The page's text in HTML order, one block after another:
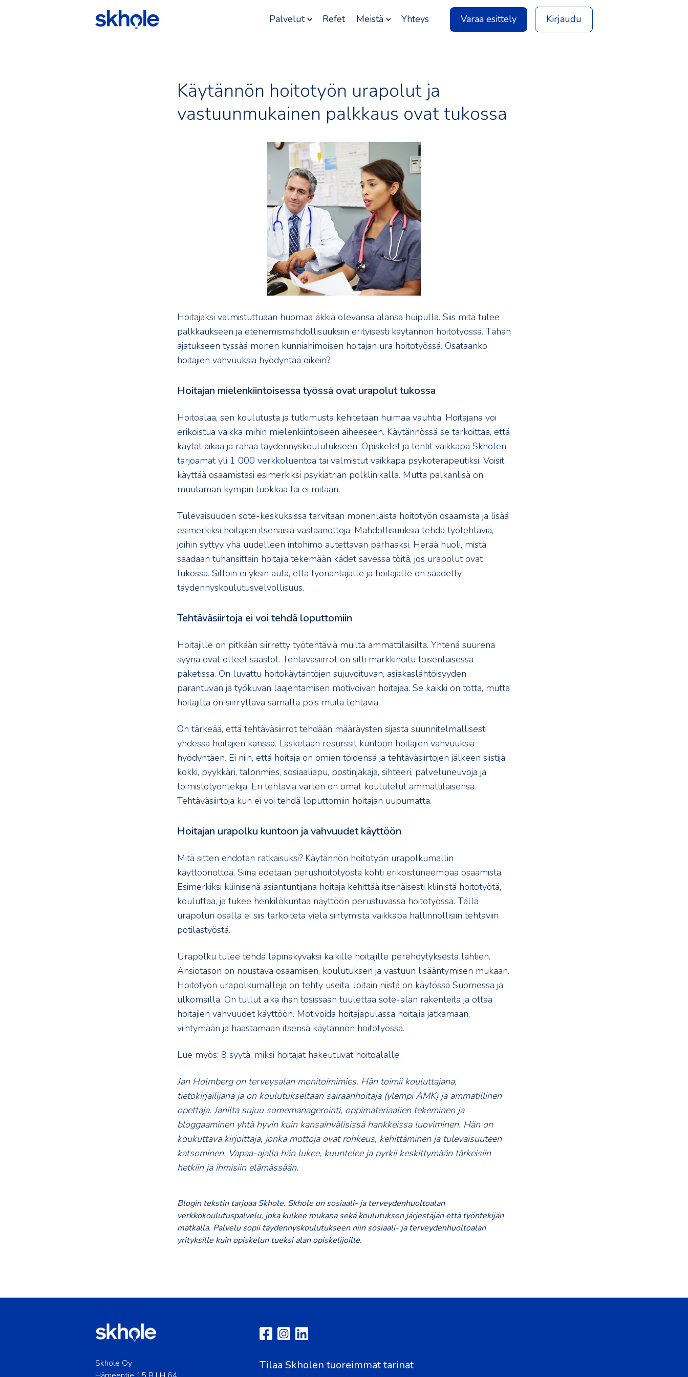
Palvelut Refet Meistä Yhteys Varaa esittely Kirjaudu
Käytännön hoitotyön urapolut ja
vastuunmukainen palkkaus ovat tukossa
Hoitajaksi valmistuttuaan huomaa äkkiä olevansa alansa huipulla. Siis mitä tulee
palkkaukseen ja etenemismahdollisuuksiin erityisesti käytännön hoitotyössä. Tähän
ajatukseen tyssää monen kunniahimoisen hoitajan ura hoitotyössä. Osataanko
hoitajien vahvuuksia hyödyntää oikein?
Hoitajan mielenkiintoisessa työssä ovat urapolut tukossa
Hoitoalaa, sen koulutusta ja tutkimusta kehitetään huimaa vauhtia. Hoitajana voi
erikoistua vaikka mihin mielenkiintoiseen aiheeseen. Käytännössä se tarkoittaa, että
käytät aikaa ja rahaa täydennyskoulutukseen. Opiskelet ja tentit vaikkapa Skholen
tarjoamat yli 1 000 verkkoluentoa tai valmistut vaikkapa psykoterapeutiksi. Voisit
käyttää osaamistasi esimerkiksi psykiatrian polklinikalla. Mutta palkanlisä on
muutaman kympin luokkaa tai ei mitään.
Tulevaisuuden sote-keskuksissa tarvitaan monenlaista hoitotyön osaamista ja lisää
esimerkiksi hoitajien itsenäisiä vastaanottoja. Mahdollisuuksia tehdä työtehtäviä,
joihin syttyy yhä uudelleen intohimo autettavan parhaaksi. Herää huoli, mistä
saadaan tuhansittain hoitajia tekemään kädet savessa töitä, jos urapolut ovat
tukossa. Silloin ei yksin auta, että työnantajalle ja hoitajalle on säädetty
täydennyskoulutusvelvollisuus.
Tehtäväsiirtoja ei voi tehdä loputtomiin
Hoitajille on pitkään siirretty työtehtäviä muilta ammattilaisilta. Yhtenä suurena
syynä ovat olleet säästöt. Tehtäväsiirrot on silti markkinoitu toisenlaisessa
paketissa. On luvattu hoitokäytäntöjen sujuvoituvan, asiakaslähtöisyyden
parantuvan ja työkuvan laajentamisen motivoivan hoitajaa. Se kaikki on totta, mutta
hoitajilta on siirryttävä samalla pois muita tehtäviä.
On tärkeää, että tehtäväsiirrot tehdään määräysten sijasta suunnitelmallisesti
yhdessä hoitajien kanssa. Lasketaan resurssit kuntoon hoitajien vahvuuksia
hyödyntäen. Ei niin, että hoitaja on omien töidensä ja tehtäväsiirtojen jälkeen siistijä,
kokki, pyykkäri, talonmies, sosiaaliapu, postinjakaja, sihteeri, palveluneuvoja ja
toimistotyöntekijä. Eri tehtäviä varten on omat koulutetut ammattilaisensa.
Tehtäväsiirtoja kun ei voi tehdä loputtomiin hoitajan uupumatta.
Hoitajan urapolku kuntoon ja vahvuudet käyttöön
Mitä sitten ehdotan ratkaisuksi? Käytännön hoitotyön urapolkumallin
käyttöönottoa. Siinä edetään perushoitotyöstä kohti erikoistuneempaa osaamista.
Esimerkiksi kliinisenä asiantuntijana hoitaja kehittää itsenäisesti kliinistä hoitotyötä,
kouluttaa, ja tukee henkilökuntaa näyttöön perustuvassa hoitotyössä. Tällä
urapolun osalla ei siis tarkoiteta vielä siirtymistä vaikkapa hallinnollisiin tehtäviin
potilastyöstä.
Urapolku tulee tehdä läpinäkyväksi kaikille hoitajille perehdytyksestä lähtien.
Ansiotason on noustava osaamisen, koulutuksen ja vastuun lisääntymisen mukaan.
Hoitotyön urapolkumalleja on tehty useita. Joitain niistä on käytössä Suomessa ja
ulkomailla. On tullut aika ihan tosissaan tuulettaa sote-alan rakenteita ja ottaa
hoitajien vahvuudet käyttöön. Motivoida hoitajapulassa hoitajia jatkamaan,
viihtymään ja haastamaan itsensä käytännön hoitotyössä.
Lue myös: 8 syytä, miksi hoitajat hakeutuvat hoitoalalle.
Jan Holmberg on terveysalan monitoimimies. Hän toimii kouluttajana,
tietokirjailijana ja on koulutukseltaan sairaanhoitaja (ylempi AMK) ja ammatillinen
opettaja. Janilta sujuu somemanagerointi, oppimateriaalien tekeminen ja
bloggaaminen yhtä hyvin kuin kansainvälisissä hankkeissa luoviminen. Hän on
koukuttava kirjoittaja, jonka mottoja ovat rohkeus, kehittäminen ja tulevaisuuteen
katsominen. Vapaa-ajalla hän lukee, kuuntelee ja pyrkii keskittymään tärkeisiin
hetkiin ja ihmisiin elämässään.
Blogin tekstin tarjoaaSkhole. Skhole on sosiaali- ja terveydenhuoltoalan
verkkokoulutuspalvelu, joka kulkee mukana sekä koulutuksen järjestäjän että työntekijän
matkalla. Palvelu sopii täydennyskoulutukseen niin sosiaali- ja terveydenhuoltoalan
yrityksille kuin opiskelun tueksi alan opiskelijoille.
Skhole Oy
Tilaa Skholen tuoreimmat tarinat